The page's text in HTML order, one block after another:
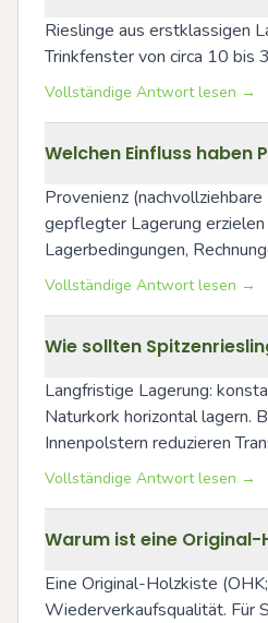
Rieslinge aus erstklassigen
Trinkfenster von circa 10 bis
Vollständige Antwort lesen →
Welchen Einfluss haben
Provenienz
gepflegter Lagerung
Lagerbedingungen,
Vollständige Antwort lesen →
Wie sollten
Langfristige Lagerung:
Naturkork horizontal lagern.
Innenpolstern reduzieren
Vollständige Antwort lesen →
Warum ist eine
Eine Original-Holzkiste
Wiederverkaufsqualität. Für